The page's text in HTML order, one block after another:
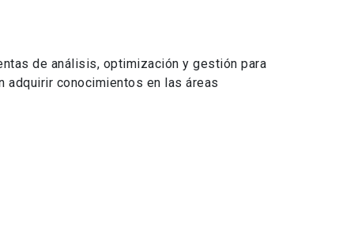
de análisis, optimización y gestión para
conocimientos en las áreas